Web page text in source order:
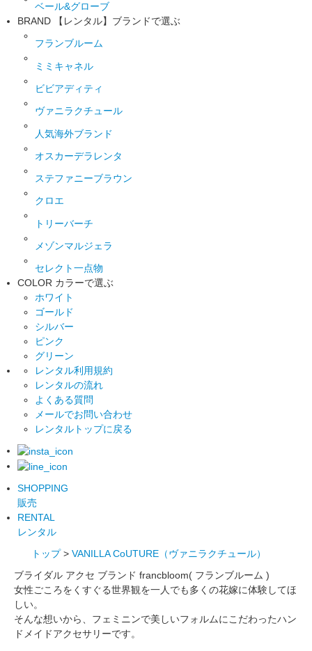
ベール&グローブ
BRAND
【レンタル】ブランドで選ぶ
フランブルーム
ミミキャネル
ビビアディティ
ヴァニラクチュール
人気海外ブランド
オスカーデラレンタ
ステファニーブラウン
クロエ
トリーバーチ
メゾンマルジェラ
セレクト一点物
COLOR カラーで選ぶ
ホワイト
ゴールド
シルバー
ピンク
グリーン
レンタル利用規約
レンタルの流れ
よくある質問
メールでお問い合わせ
レンタルトップに戻る
SHOPPING
販売
RENTAL
レンタル
トップ > VANILLA CoUTURE（ヴァニラクチュール）
ブライダル アクセ ブランド francbloom( フランブルーム )
女性ごころをくすぐる世界観を一人でも多くの花嫁に体験してほ
しい。
そんな想いから、フェミニンで美しいフォルムにこだわったハン
ドメイドアクセサリーです。